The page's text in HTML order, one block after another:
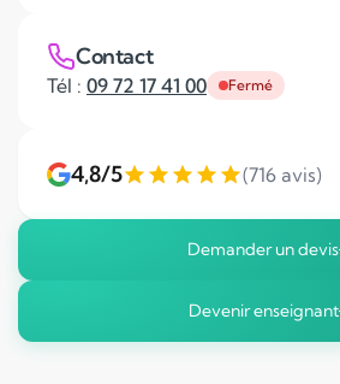
Contact
Tél : 09 72 17 41 00 Fermé
4,8/5 (716 avis)
Demander un devis
Devenir enseignant